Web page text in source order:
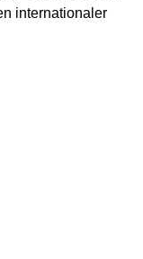
internationaler